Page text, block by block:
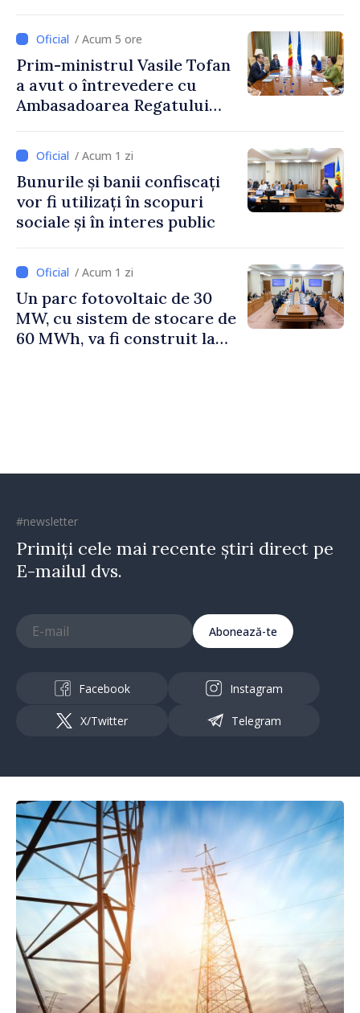
2027
/ Acum 5 ore
Prim-ministrul Vasile Tofan
a avut o întrevedere cu
Ambasadoarea Regatului
Irlandei de Nord, Fern
Horine / Acum 1 zi
Bunurile și banii confiscați
vor fi utilizați în scopuri
sociale și în interes public
/ Acum 1 zi
Un parc fotovoltaic de 30
MW, cu sistem de stocare de
60 MWh, va fi construit la
#newsletter
Primiți cele mai recente știri direct pe
E-mailul dvs.
Abonează-te
Facebook Instagram
X/Twitter Telegram